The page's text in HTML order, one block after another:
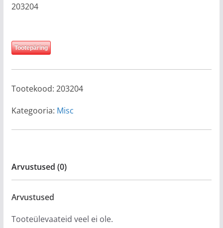
203204
Tootepäring
Tootekood: 203204
Kategooria: Misc
Arvustused (0)
Arvustused
Tooteülevaateid veel ei ole.